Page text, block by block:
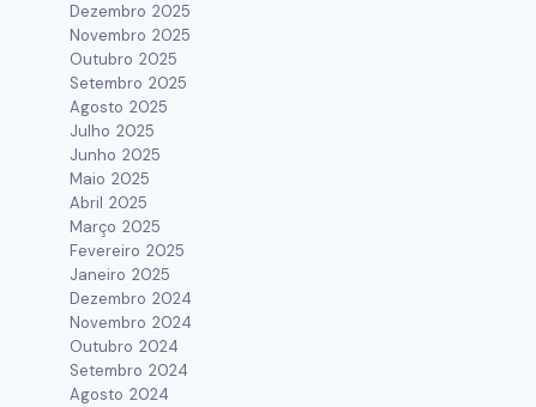
Dezembro 2025
Novembro 2025
Outubro 2025
Setembro 2025
Agosto 2025
Julho 2025
Junho 2025
Maio 2025
Abril 2025
Março 2025
Fevereiro 2025
Janeiro 2025
Dezembro 2024
Novembro 2024
Outubro 2024
Setembro 2024
Agosto 2024